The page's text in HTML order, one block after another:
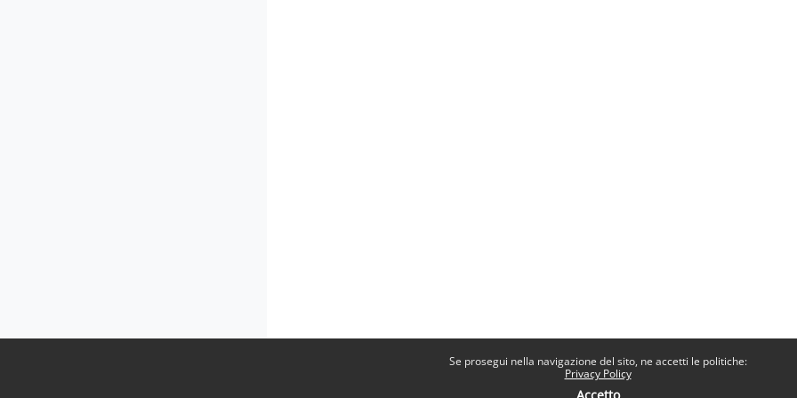
Se prosegui nella navigazione del sito, ne accetti le politiche:
Privacy Policy